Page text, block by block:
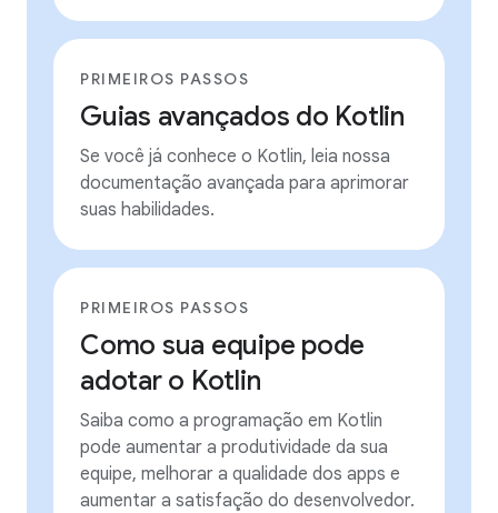
PRIMEIROS PASSOS
Guias avançados do Kotlin
Se você já conhece o Kotlin, leia nossa
documentação avançada para aprimorar
suas habilidades.
PRIMEIROS PASSOS
Como sua equipe pode
adotar o Kotlin
Saiba como a programação em Kotlin
pode aumentar a produtividade da sua
equipe, melhorar a qualidade dos apps e
aumentar a satisfação do desenvolvedor.